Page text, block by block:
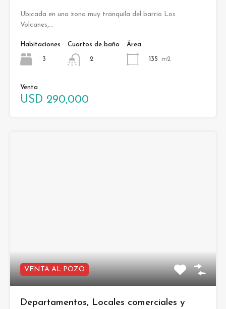
Ubicada en una zona muy tranquila del barrio Los
Volcanes,…
Habitaciones
3
Cuartos de baño
2
Área
135 m2
Venta
USD 290,000
VENTA AL POZO
Departamentos, Locales comerciales y